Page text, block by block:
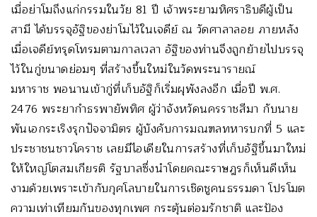
เมื่อย่าโมถึงแก่กรรมในวัย 81 ปี เจ้าพระยามหิศราธิบดีผู้เป็น
สามี ได้บรรจุอัฐิของย่าโมไว้ในเจดีย์ ณ วัดศาลาลอย ภายหลัง
เมื่อเจดีย์ทรุดโทรมตามกาลเวลา อัฐิของท่านจึงถูกย้ายไปบรรจุ
ไว้ในกู่ขนาดย่อมๆ ที่สร้างขึ้นใหม่ในวัดพระนารายณ์
มหาราช พอนานเข้ากู่ที่เก็บอัฐิก็เริ่มผุพังลงอีก เมื่อปี พ.ศ.
2476 พระยากำธรพายัพทิศ ผู้ว่าจังหวัดนครราชสีมา กับนาย
พันเอกระเริงรุกปัจจามิตร ผู้บังคับการมณฑลทหารบกที่ 5 และ
ประชาชนชาวโคราช เลยมีไอเดียในการสร้างที่เก็บอัฐิขึ้นมาใหม่
ให้ใหญ่โตสมเกียรติ รัฐบาลซึ่งนำโดยคณะราษฎรก็เห็นดีเห็น
งามด้วยเพราะเข้ากับกุศโลบายในการเชิดชูคนธรรมดา โปรโมต
ความเท่าเทียมกันของทุกเพศ กระตุ้นต่อมรักชาติ และป้อง